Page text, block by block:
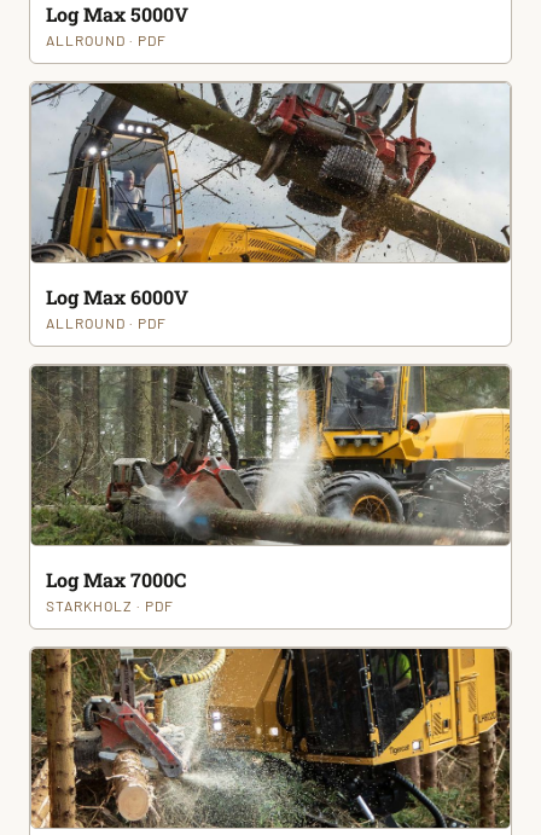
Log Max 5000V
ALLROUND · PDF
Log Max 6000V
ALLROUND · PDF
Log Max 7000C
STARKHOLZ · PDF